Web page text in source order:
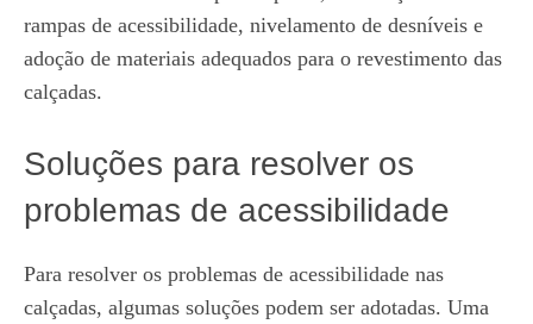
rampas de acessibilidade, nivelamento de desníveis e
adoção de materiais adequados para o revestimento das
calçadas.
Soluções para resolver os
problemas de acessibilidade
Para resolver os problemas de acessibilidade nas
calçadas, algumas soluções podem ser adotadas. Uma